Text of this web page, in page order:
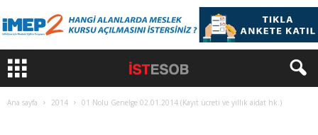
Ana sayfa 2014 01 Nolu Genelge 02.01.2014 (Kayıt ücreti ve yıllık aidat hk.)